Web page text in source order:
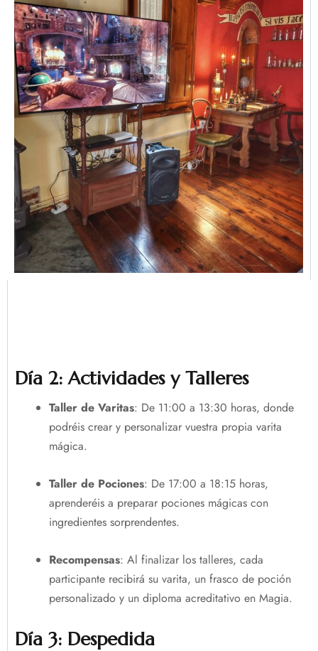
Día 2: Actividades y Talleres
Taller de Varitas: De 11:00 a 13:30 horas, donde
podréis crear y personalizar vuestra propia varita
mágica.
Taller de Pociones: De 17:00 a 18:15 horas,
aprenderéis a preparar pociones mágicas con
ingredientes sorprendentes.
Recompensas: Al finalizar los talleres, cada
participante recibirá su varita, un frasco de poción
personalizado y un diploma acreditativo en Magia.
Día 3: Despedida